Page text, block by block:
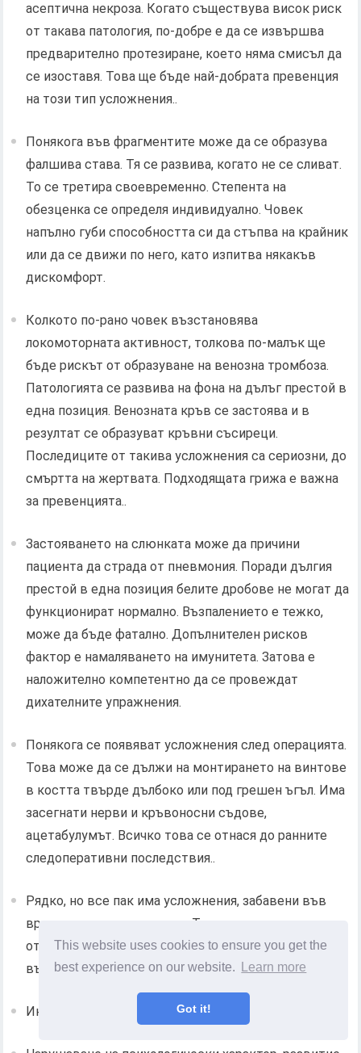
This website uses cookies to ensure you get the
best experience on our website.
Learn more
Got it!
асептична некроза. Когато съществува висок риск
от такава патология, по-добре е да се извършва
предварително протезиране, което няма смисъл да
се изоставя. Това ще бъде най-добрата превенция
на този тип усложнения..
Понякога във фрагментите може да се образува
фалшива става. Тя се развива, когато не се сливат.
То се третира своевременно. Степента на
обезценка се определя индивидуално. Човек
напълно губи способността си да стъпва на крайник
или да се движи по него, като изпитва някакъв
дискомфорт.
Колкото по-рано човек възстановява
локомоторната активност, толкова по-малък ще
бъде рискът от образуване на венозна тромбоза.
Патологията се развива на фона на дълъг престой в
една позиция. Венозната кръв се застоява и в
резултат се образуват кръвни съсиреци.
Последиците от такива усложнения са сериозни, до
смъртта на жертвата. Подходящата грижа е важна
за превенцията..
Застояването на слюнката може да причини
пациента да страда от пневмония. Поради дългия
престой в една позиция белите дробове не могат да
функционират нормално. Възпалението е тежко,
може да бъде фатално. Допълнителен рисков
фактор е намаляването на имунитета. Затова е
наложително компетентно да се провеждат
дихателните упражнения.
Понякога се появяват усложнения след операцията.
Това може да се дължи на монтирането на винтове
в костта твърде дълбоко или под грешен ъгъл. Има
засегнати нерви и кръвоносни съдове,
ацетабулумът. Всичко това се отнася до ранните
следоперативни последствия..
Рядко, но все пак има усложнения, забавени във
времето след операцията. Те се изразяват в
отхвърлянето на протезата или разхлабване на
вътрешната метална структура.
Инфекция по време на операцията.